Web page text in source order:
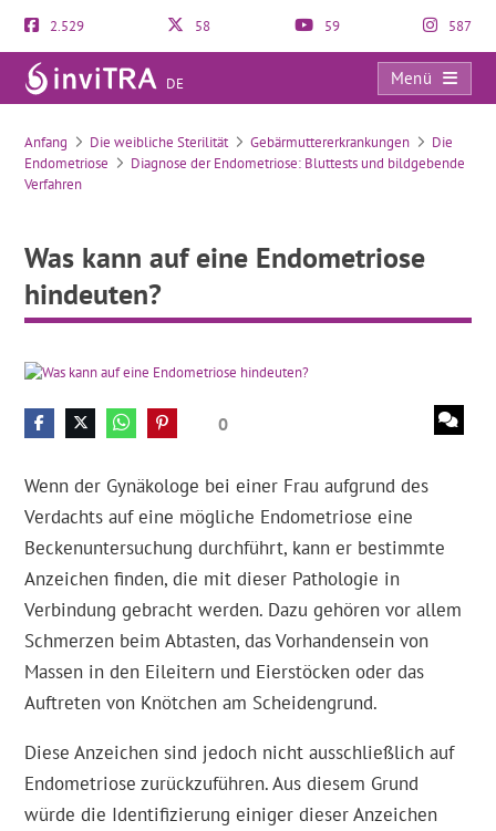
2.529 58 59 587
DE
Menü
Was kann auf eine Endometriose hindeuten?
Anfang Die weibliche Sterilität Gebärmuttererkrankungen
Die
Endometriose
Diagnose der Endometriose: Bluttests und bildgebende
Verfahren
Was kann auf eine Endometriose
hindeuten?
0
Wenn der Gynäkologe bei einer Frau aufgrund des
Verdachts auf eine mögliche Endometriose eine
Beckenuntersuchung durchführt, kann er bestimmte
Anzeichen finden, die mit dieser Pathologie in
Verbindung gebracht werden. Dazu gehören vor allem
Schmerzen beim Abtasten, das Vorhandensein von
Massen in den Eileitern und Eierstöcken oder das
Auftreten von Knötchen am Scheidengrund.
Diese Anzeichen sind jedoch nicht ausschließlich auf
Endometriose zurückzuführen. Aus diesem Grund
würde die Identifizierung einiger dieser Anzeichen